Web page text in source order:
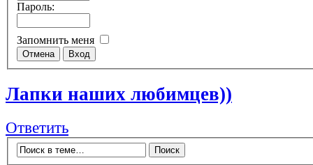
Пароль:
Запомнить меня
Лапки наших любимцев))
Ответить